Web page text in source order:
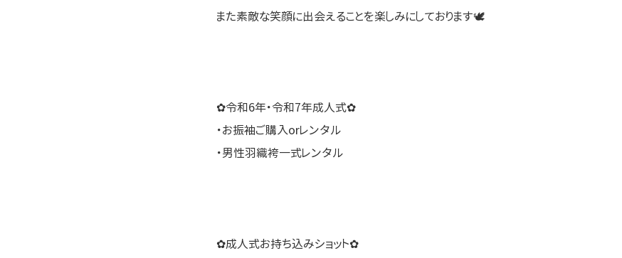
また素敵な笑顔に出会えることを楽しみにしております🕊
✿令和6年・令和7年成人式✿
・お振袖ご購入orレンタル
・男性羽織袴一式レンタル
✿成人式お持ち込みショット✿